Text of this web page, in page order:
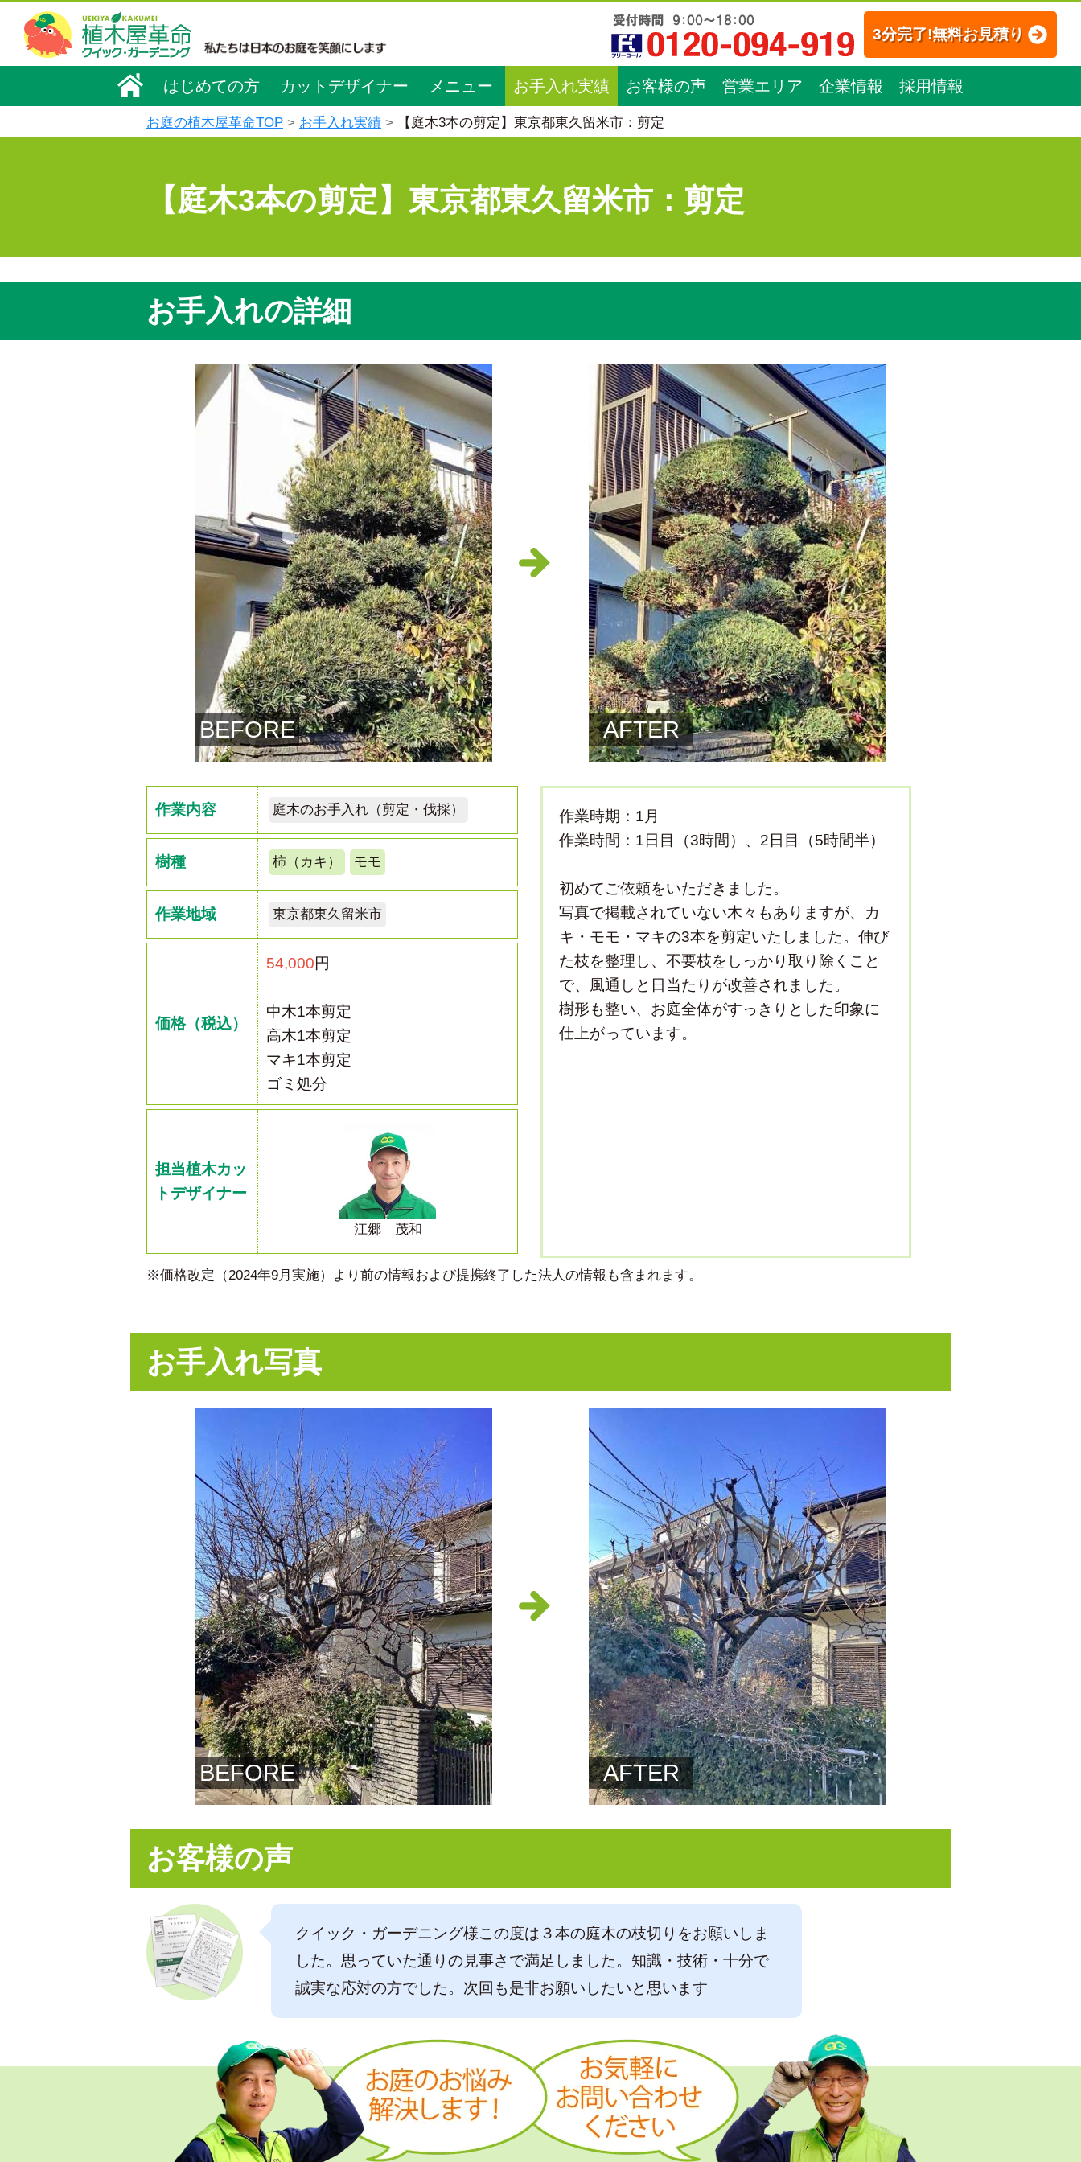
3分完了!無料お見積り
はじめての方 カットデザイナー メニュー お手入れ実績 お客様の声 営業エリア 企業情報 採用情報
お庭の植木屋革命TOP お手入れ実績 【庭木3本の剪定】東京都東久留米市：剪定
【庭木3本の剪定】東京都東久留米市：剪定
お手入れの詳細
BEFORE AFTER
作業内容 庭木のお手入れ（剪定・伐採）
樹種 柿（カキ） モモ
作業地域 東京都東久留米市
価格（税込）
54,000円
中木1本剪定
高木1本剪定
マキ1本剪定
ゴミ処分
担当植木カッ
トデザイナー
江郷 茂和
作業時期：1月
作業時間：1日目（3時間）、2日目（5時間半）
初めてご依頼をいただきました。
写真で掲載されていない木々もありますが、カ
キ・モモ・マキの3本を剪定いたしました。伸び
た枝を整理し、不要枝をしっかり取り除くこと
で、風通しと日当たりが改善されました。
樹形も整い、お庭全体がすっきりとした印象に
仕上がっています。
※価格改定（2024年9月実施）より前の情報および提携終了した法人の情報も含まれます。
お手入れ写真
BEFORE AFTER
お客様の声
クイック・ガーデニング様この度は３本の庭木の枝切りをお願いしま
した。思っていた通りの見事さで満足しました。知識・技術・十分で
誠実な応対の方でした。次回も是非お願いしたいと思います